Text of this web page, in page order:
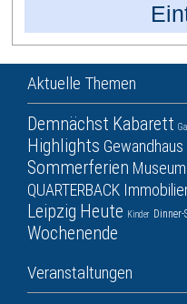
Aktuelle Themen
Demnächst Kabarett
Highlights Gewandhaus
Sommerferien Museum
QUARTERBACK
Leipzig Heute Kinder
Wochenende
Veranstaltungen